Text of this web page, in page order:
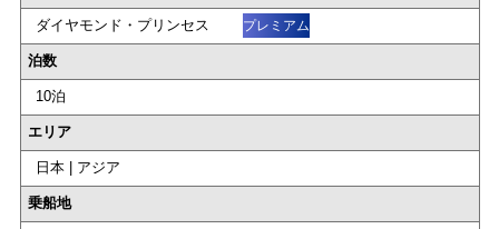
ダイヤモンド・プリンセス プレミアム
泊数
10泊
エリア
日本 | アジア
乗船地